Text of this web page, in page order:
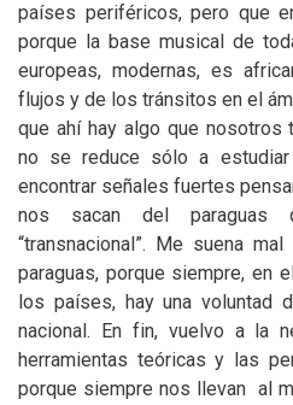
países periféricos, pero que
porque la base musical de
europeas, modernas, es
flujos y de los tránsitos en el
que ahí hay algo que nosotros
no se reduce sólo a
encontrar señales fuertes
nos sacan del paraguas
“transnacional”. Me suena
paraguas, porque siempre, en
los países, hay una voluntad
nacional. En fin, vuelvo a la
herramientas teóricas y las
porque siempre nos llevan al